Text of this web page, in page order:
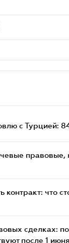
с Турцией:
правовые,
что
сделках:
после 1